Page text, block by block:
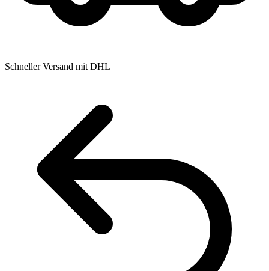
Schneller Versand mit DHL